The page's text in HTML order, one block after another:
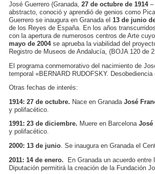
José Guerrero (Granada, 27 de octubre de 1914–
abstracto, conoció y aprendió de genios como
Guerrero se inaugura en Granada el 13 de junio
de los Reyes de España. En los años
con la apertura de numerosos centros de Arte
mayo de 2004se aprueba la viabilidad del
Registro de Museos de Andalucía, (BOJA 120 de
El programa conmemorativo del nacimiento de
temporal «BERNARD RUDOFSKY.
Otras fechas de interés:
1914: 27 de octubre. Nace en Granada José
y polifacético.
1991: 23 de diciembre. Muere en Barcelona José
y polifacético.
2000: 13 de junio. Se inaugura en Granada el
2011: 14 de enero. En Granada un acuerdo entre
Diputación permitirá la creación de la Fundación